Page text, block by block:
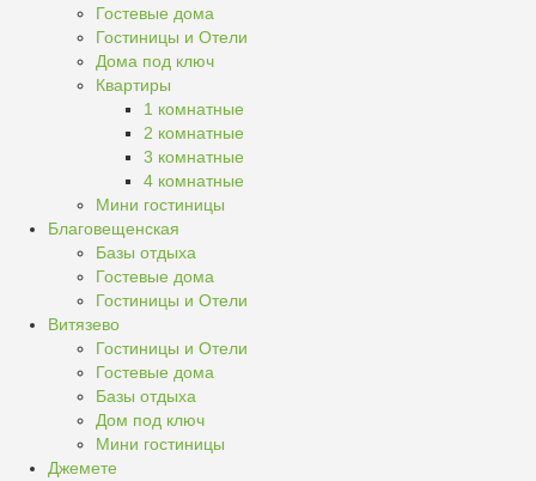
Гостевые дома
Гостиницы и Отели
Дома под ключ
Квартиры
1 комнатные
2 комнатные
3 комнатные
4 комнатные
Мини гостиницы
Благовещенская
Базы отдыха
Гостевые дома
Гостиницы и Отели
Витязево
Гостиницы и Отели
Гостевые дома
Базы отдыха
Дом под ключ
Мини гостиницы
Джемете